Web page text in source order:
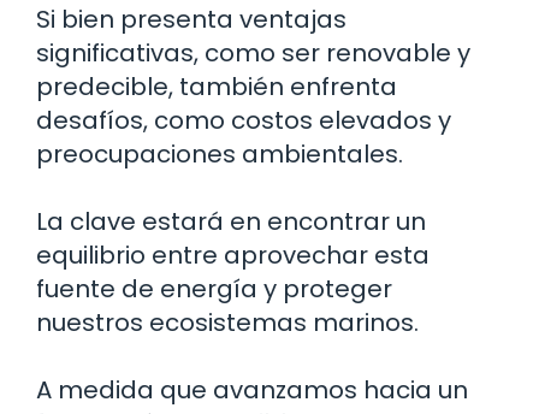
Si bien presenta ventajas
significativas, como ser renovable y
predecible, también enfrenta
desafíos, como costos elevados y
preocupaciones ambientales.
La clave estará en encontrar un
equilibrio entre aprovechar esta
fuente de energía y proteger
nuestros ecosistemas marinos.
A medida que avanzamos hacia un